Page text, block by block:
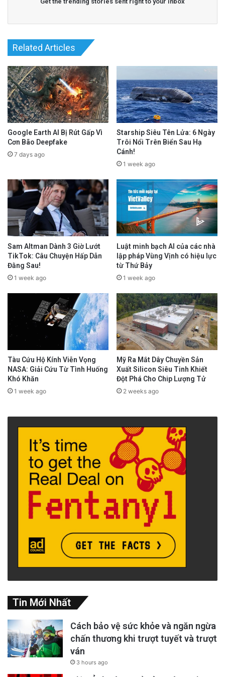
Related Articles
Google Earth AI Bị Rút Gấp Vì
Cơn Bão Deepfake
7 days ago
Starship Siêu Tên Lửa: 6 Ngày
Trôi Nổi Trên Biển Sau Hạ
Cánh!
1 week ago
Sam Altman Dành 3 Giờ Lướt
TikTok: Câu Chuyện Hấp Dẫn
Đằng Sau!
1 week ago
Luật minh bạch AI của các nhà
lập pháp Vùng Vịnh có hiệu lực
từ Thứ Bảy
1 week ago
Tàu Cứu Hộ Kính Viễn Vọng
NASA: Giải Cứu Từ Tình Huống
Khó Khăn
1 week ago
Mỹ Ra Mắt Dây Chuyền Sản
Xuất Silicon Siêu Tinh Khiết
Đột Phá Cho Chip Lượng Tử
2 weeks ago
Tin Mới Nhất
Cách bảo vệ sức khỏe và ngăn ngừa
chấn thương khi trượt tuyết và trượt
ván
3 hours ago